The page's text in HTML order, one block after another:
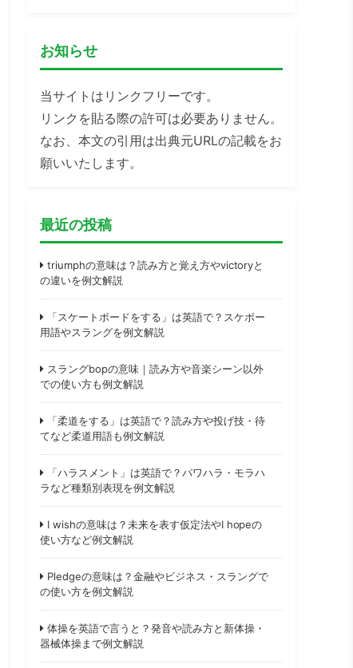
お知らせ
当サイトはリンクフリーです。
リンクを貼る際の許可は必要ありません。
なお、本文の引用は出典元URLの記載をお
願いいたします。
最近の投稿
triumphの意味は？読み方と覚え方やvictoryと
の違いを例文解説
「スケートボードをする」は英語で？スケボー
用語やスラングを例文解説
スラングbopの意味｜読み方や音楽シーン以外
での使い方も例文解説
「柔道をする」は英語で？読み方や投げ技・待
てなど柔道用語も例文解説
「ハラスメント」は英語で？パワハラ・モラハ
ラなど種類別表現を例文解説
I wishの意味は？未来を表す仮定法やI hopeの
使い方など例文解説
Pledgeの意味は？金融やビジネス・スラングで
の使い方を例文解説
体操を英語で言うと？発音や読み方と新体操・
器械体操まで例文解説